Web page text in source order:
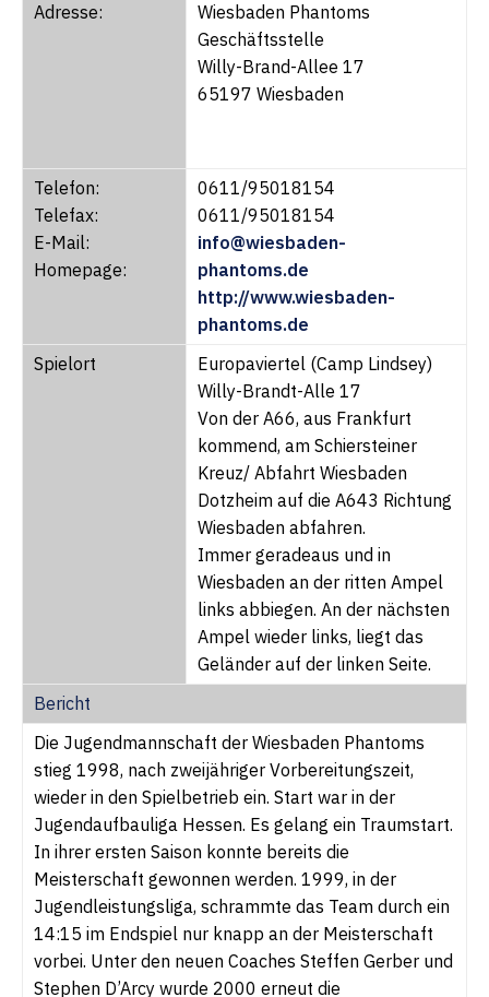
Adresse:
Wiesbaden Phantoms
Geschäftsstelle
Willy-Brand-Allee 17
65197 Wiesbaden
Telefon:
Telefax:
E-Mail:
Homepage:
0611/95018154
0611/95018154
info@wiesbaden-
phantoms.de
http://www.wiesbaden-
phantoms.de
Spielort
Europaviertel (Camp Lindsey)
Willy-Brandt-Alle 17
Von der A66, aus Frankfurt
kommend, am Schiersteiner
Kreuz/ Abfahrt Wiesbaden
Dotzheim auf die A643 Richtung
Wiesbaden abfahren.
Immer geradeaus und in
Wiesbaden an der ritten Ampel
links abbiegen. An der nächsten
Ampel wieder links, liegt das
Geländer auf der linken Seite.
Bericht
Die Jugendmannschaft der Wiesbaden Phantoms
stieg 1998, nach zweijähriger Vorbereitungszeit,
wieder in den Spielbetrieb ein. Start war in der
Jugendaufbauliga Hessen. Es gelang ein Traumstart.
In ihrer ersten Saison konnte bereits die
Meisterschaft gewonnen werden. 1999, in der
Jugendleistungsliga, schrammte das Team durch ein
14:15 im Endspiel nur knapp an der Meisterschaft
vorbei. Unter den neuen Coaches Steffen Gerber und
Stephen D’Arcy wurde 2000 erneut die